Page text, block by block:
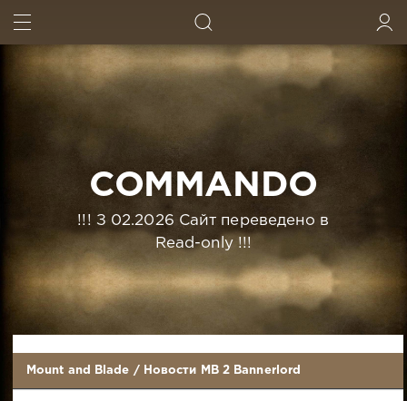
COMMANDO
!!! З 02.2026 Сайт переведено в
Read-only !!!
Mount and Blade / Новости MB 2 Bannerlord